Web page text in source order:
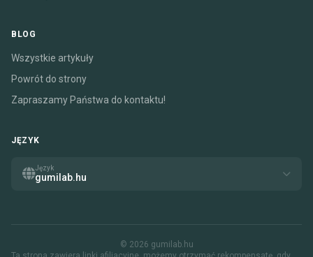
BLOG
Wszystkie artykuły
Powrót do strony
Zapraszamy Państwa do kontaktu!
JĘZYK
Język
gumilab.hu
© 2026 gumilab.hu